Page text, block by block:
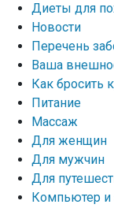
Диеты для
Новости
Перечень
Ваша
Как бросить
Питание
Массаж
Для женщин
Для мужчин
Для
Компьютер и